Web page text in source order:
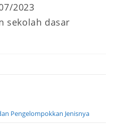
2023
sekolah dasar
Pengelompokkan Jenisnya